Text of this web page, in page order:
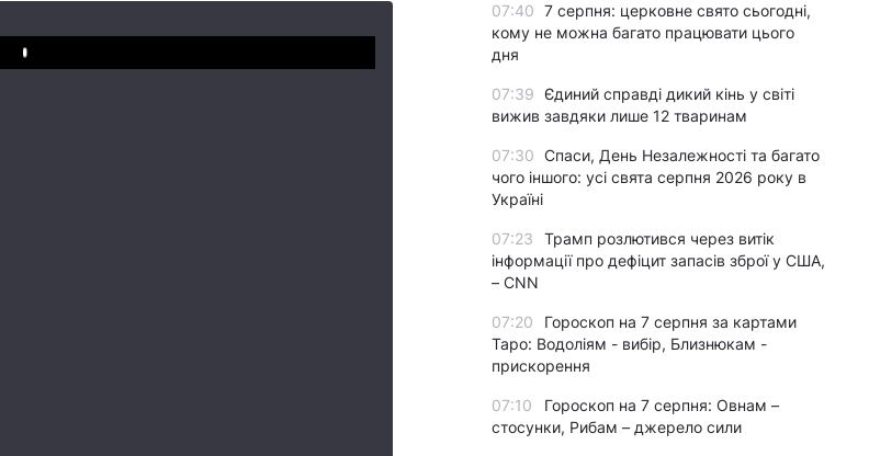
Play
07:40 7 серпня: церковне свято сьогодні,
кому не можна багато працювати цього
дня
07:39 Єдиний справді дикий кінь у світі
вижив завдяки лише 12 тваринам
07:30 Спаси, День Незалежності та багато
чого іншого: усі свята серпня 2026 року в
Україні
07:23
Трамп розлютився через витік
інформації про дефіцит запасів зброї у США,
– CNN
07:20
Гороскоп на 7 серпня за картами
Таро: Водоліям - вибір, Близнюкам -
прискорення
07:10
Гороскоп на 7 серпня: Овнам –
стосунки, Рибам – джерело сили